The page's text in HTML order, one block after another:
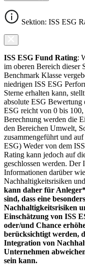
Sektion: ISS ESG
ISS ESG Fund Rating:
im oberen Bereich dieser
Benchmark Klasse
niedrigen ISS ESG
Sterne erhalten kann,
absolute ESG Bewertung
ESG reicht von 0 bis
Berechnung werden die
den Bereichen Umwelt,
zusammengeführt und
ESG) Weder von dem
Rating kann jedoch auf
geschlossen werden. Der
Informationen darüber
Nachhaltigkeitsrisiken
kann daher für
sind, dass eine
Nachhaltigkeitsrisiken
Einschätzung von ISS
oder/und Chance
berücksichtigt werden,
Integration von
Unternehmen
sein kann.